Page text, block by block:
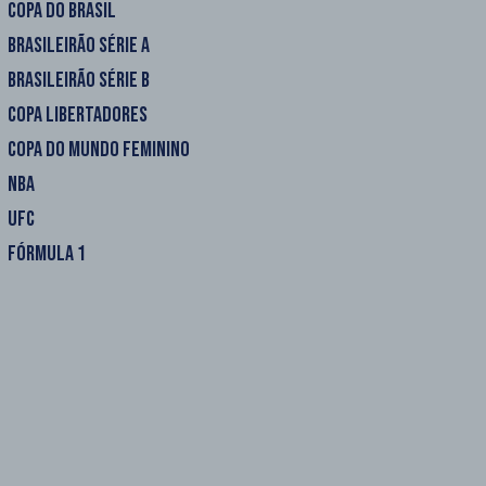
COPA DO BRASIL
BRASILEIRÃO SÉRIE A
BRASILEIRÃO SÉRIE B
COPA LIBERTADORES
COPA DO MUNDO FEMININO
NBA
UFC
FÓRMULA 1